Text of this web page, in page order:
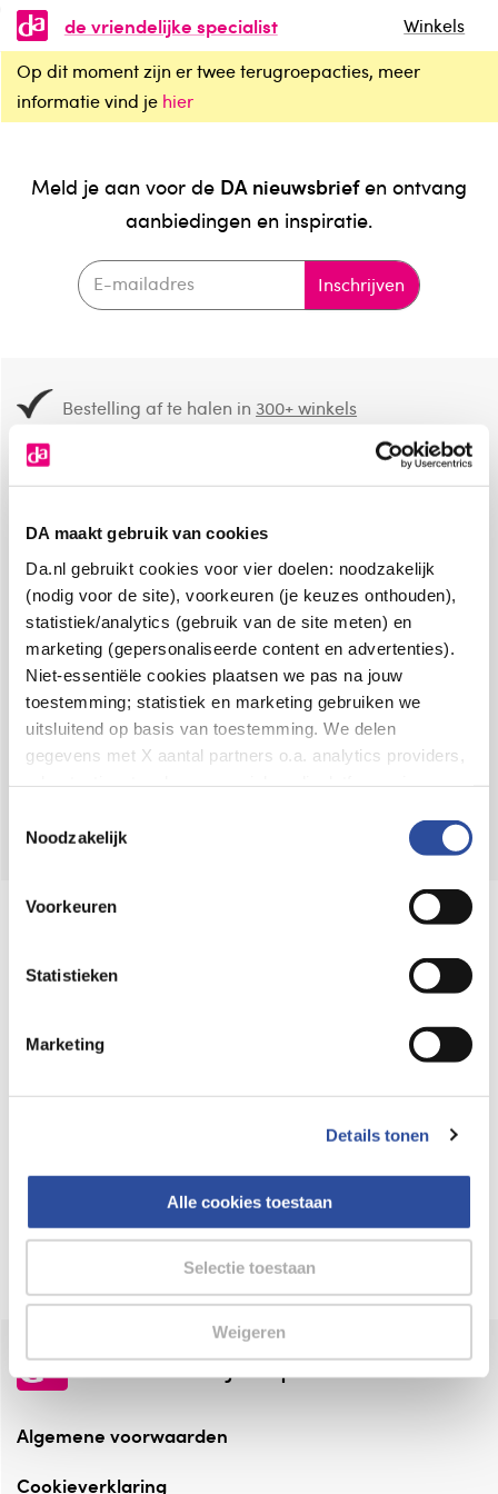
DA maakt gebruik van cookies
Da.nl gebruikt cookies voor vier doelen: noodzakelijk
(nodig voor de site), voorkeuren (je keuzes onthouden),
statistiek/analytics (gebruik van de site meten) en
marketing (gepersonaliseerde content en advertenties).
Niet-essentiële cookies plaatsen we pas na jouw
toestemming; statistiek en marketing gebruiken we
uitsluitend op basis van toestemming. We delen
gegevens met X aantal partners o.a. analytics providers,
en de bewaartermijnen per categorie. Je kunt je keuze op
gegevensverwerking staat in de
Privacyverklaring
Noodzakelijk
Voorkeuren
Statistieken
Marketing
Details tonen
Alle cookies toestaan
Selectie toestaan
Weigeren
de vriendelijke specialist
Winkels
Op dit moment zijn er twee terugroepacties, meer
informatie vind je hier
Meld je aan voor de DA nieuwsbriefen ontvang
aanbiedingen en inspiratie.
Inschrijven
Bestelling af te halen in300+ winkels
8.6 uit4.106 reviews
Over DA
Klantenservice
Assortiment
VolgDAop:
Online aanbieder medicijnen
webshop mag verkopen.
⁠Verantwoorde zorg, ⁠ook online.
Altijd onze folder bij de hand
Check onze folders ⁠bij AlleFolders.
de vriendelijke specialist
Algemene voorwaarden
Cookieverklaring